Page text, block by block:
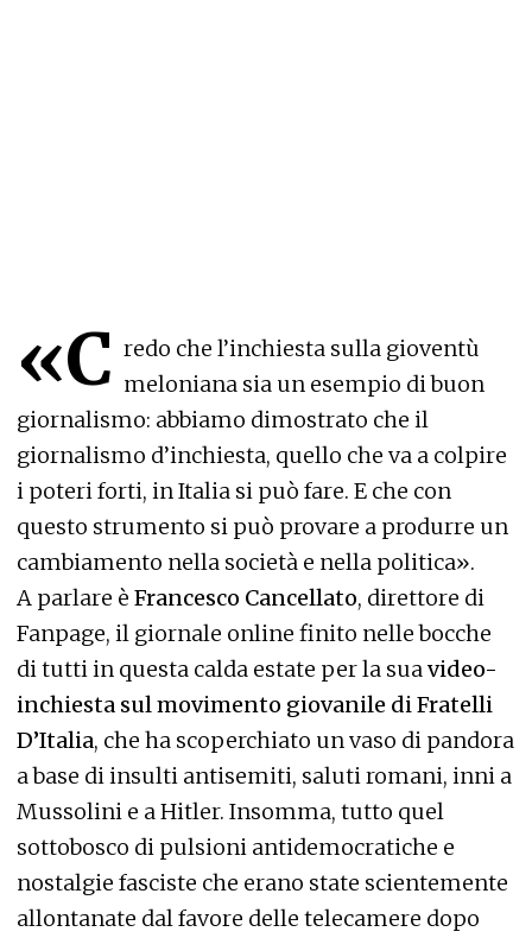
«C redo che l’inchiesta sulla gioventù
meloniana sia un esempio di buon
giornalismo: abbiamo dimostrato che il
giornalismo d’inchiesta, quello che va a colpire
i poteri forti, in Italia si può fare. E che con
questo strumento si può provare a produrre un
cambiamento nella società e nella politica».
A parlare è Francesco Cancellato, direttore di
Fanpage, il giornale online finito nelle bocche
di tutti in questa calda estate per la sua video-
inchiesta sul movimento giovanile di Fratelli
D’Italia, che ha scoperchiato un vaso di pandora
a base di insulti antisemiti, saluti romani, inni a
Mussolini e a Hitler. Insomma, tutto quel
sottobosco di pulsioni antidemocratiche e
nostalgie fasciste che erano state scientemente
allontanate dal favore delle telecamere dopo